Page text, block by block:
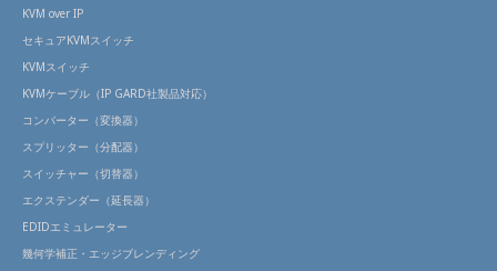
KVM over IP
セキュアKVMスイッチ
KVMスイッチ
KVMケーブル（IP GARD社製品対応）
コンバーター（変換器）
スプリッター（分配器）
スイッチャー（切替器）
エクステンダー（延長器）
EDIDエミュレーター
幾何学補正・エッジブレンディング